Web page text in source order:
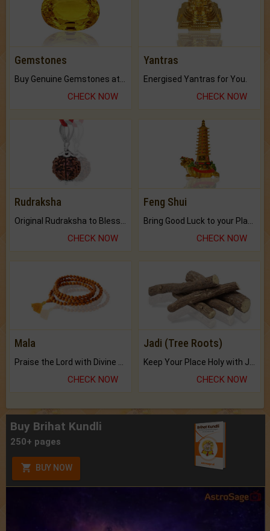
Gemstones
CHECK NOW
Yantras
Energised Yantras for You.
CHECK NOW
Rudraksha
CHECK NOW
Feng Shui
CHECK NOW
Mala
Praise the Lord with Divine Energies of Mala.
CHECK NOW
Jadi (Tree Roots)
Keep Your Place Holy with Jadi.
CHECK NOW
Buy Brihat Kundli
250+ pages
BUY NOW